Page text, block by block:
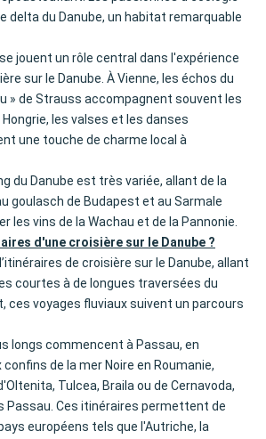
delta du Danube, un habitat remarquable
jouent un rôle central dans l'expérience
sur le Danube. À Vienne, les échos du
» de Strauss accompagnent souvent les
les valses et les danses
une touche de charme local à
du Danube est très variée, allant de la
goulasch de Budapest et au Sarmale
les vins de la Wachau et de la Pannonie.
d'une croisière sur le Danube ?
de croisière sur le Danube, allant
courtes à de longues traversées du
ces voyages fluviaux suivent un parcours
longs commencent à Passau, en
confins de la mer Noire en Roumanie,
Tulcea, Braila ou de Cernavoda,
Passau. Ces itinéraires permettent de
européens tels que l'Autriche, la